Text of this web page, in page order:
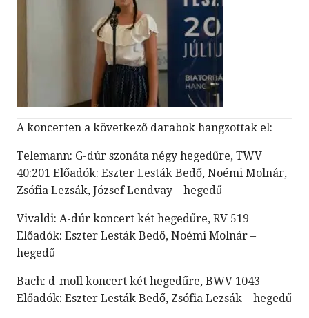
A koncerten a következő darabok hangzottak el:
Telemann: G-dúr szonáta négy hegedűre, TWV
40:201 Előadók: Eszter Lesták Bedő, Noémi Molnár,
Zsófia Lezsák, József Lendvay – hegedű
Vivaldi: A-dúr koncert két hegedűre, RV 519
Előadók: Eszter Lesták Bedő, Noémi Molnár –
hegedű
Bach: d-moll koncert két hegedűre, BWV 1043
Előadók: Eszter Lesták Bedő, Zsófia Lezsák – hegedű